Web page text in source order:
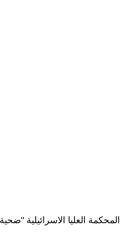
المحكمة العليا الاسرائيلية